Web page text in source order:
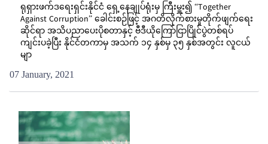
ရုရှားဖက်ဒရေးရှင်းနိုင်ငံ ရှေ့နေချုပ်ရုံးမှ ကြီးမှူး၍ “Together
Against Corruption” ခေါင်းစဉ်ဖြင့် အဂတိလိုက်စားမှုတိုက်ဖျက်ရေး
ဆိုင်ရာ အသိပညာပေးပိုစတာနှင့် ဗီဒီယိုကြော်ငြာပြိုင်ပွဲတစ်ရပ်
ကျင်းပခဲ့ပြီး နိုင်ငံတကာမှ အသက် ၁၄ နှစ်မှ ၃၅ နှစ်အတွင်း လူငယ်
မျာ
07 January, 2021